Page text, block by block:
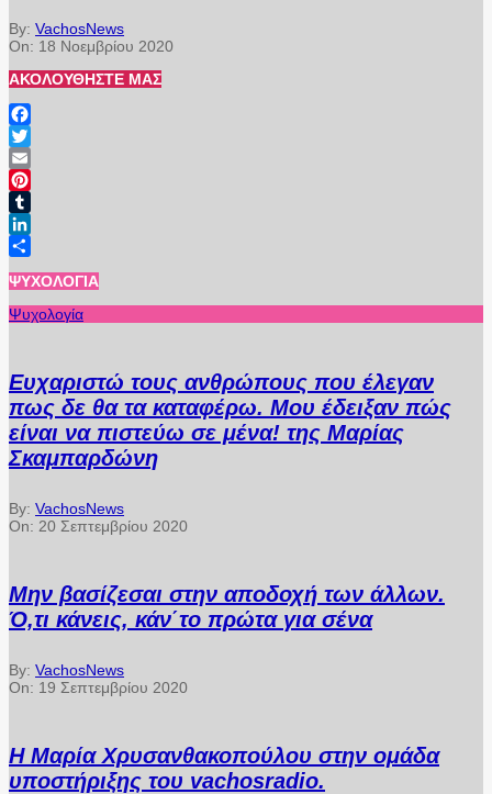
By: VachosNews
On: 18 Νοεμβρίου 2020
ΑΚΟΛΟΥΘΉΣΤΕ ΜΑΣ
Facebook
Twitter
Email
Pinterest
Tumblr
LinkedIn
ΨΥΧΟΛΟΓΊΑ
Ψυχολογία
Ευχαριστώ τους ανθρώπους που έλεγαν
πως δε θα τα καταφέρω. Μου έδειξαν πώς
είναι να πιστεύω σε μένα! της Μαρίας
Σκαμπαρδώνη
By: VachosNews
On: 20 Σεπτεμβρίου 2020
Μην βασίζεσαι στην αποδοχή των άλλων.
Ό,τι κάνεις, κάν΄το πρώτα για σένα
By: VachosNews
On: 19 Σεπτεμβρίου 2020
Η Μαρία Χρυσανθακοπούλου στην ομάδα
υποστήριξης του vachosradio.